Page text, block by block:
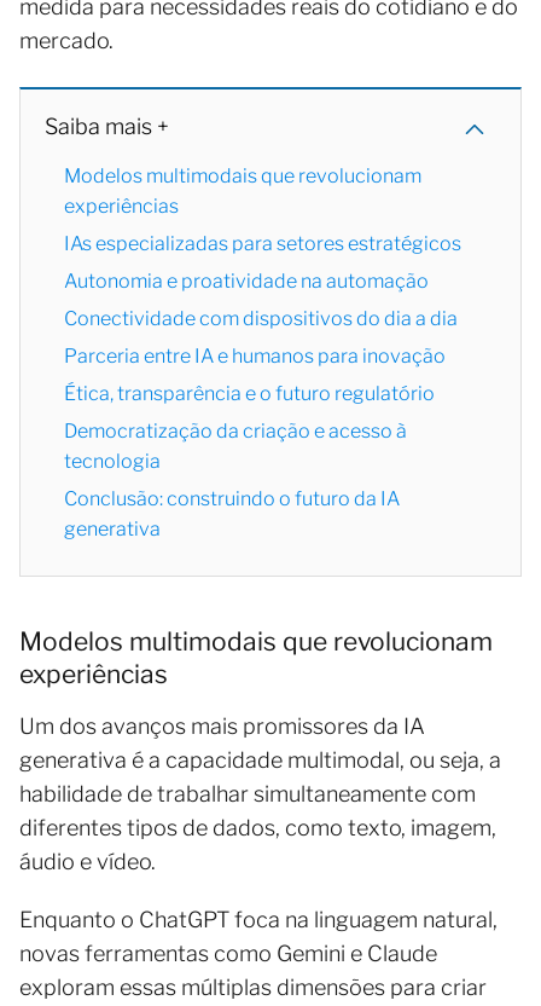
medida para necessidades reais do cotidiano e do
mercado.
Saiba mais +
Modelos multimodais que revolucionam
experiências
IAs especializadas para setores estratégicos
Autonomia e proatividade na automação
Conectividade com dispositivos do dia a dia
Parceria entre IA e humanos para inovação
Ética, transparência e o futuro regulatório
Democratização da criação e acesso à
tecnologia
Conclusão: construindo o futuro da IA
generativa
Modelos multimodais que revolucionam
experiências
Um dos avanços mais promissores da IA
generativa é a capacidade multimodal, ou seja, a
habilidade de trabalhar simultaneamente com
diferentes tipos de dados, como texto, imagem,
áudio e vídeo.
Enquanto o ChatGPT foca na linguagem natural,
novas ferramentas como Gemini e Claude
exploram essas múltiplas dimensões para criar